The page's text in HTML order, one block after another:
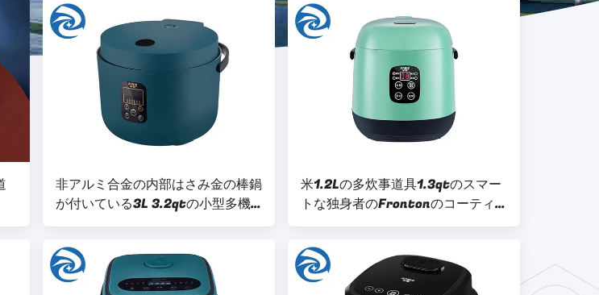
非アルミ合金の内部はさみ金の棒鍋
が付いている3L 3.2qtの小型多機
能の炊事道具
米1.2Lの多炊事道具1.3qtのスマー
トな独身者のFrontonのコーティ
ング